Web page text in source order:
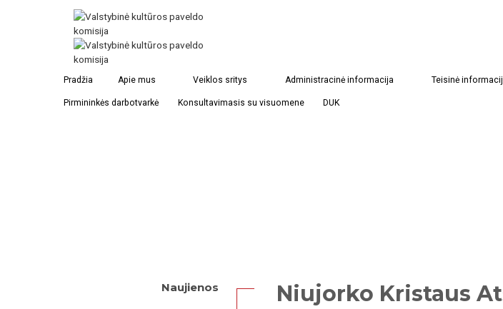
Pradžia Apie mus Veiklos sritys Administracinė informacija Teisinė
Pirmininkės darbotvarkė Konsultavimasis su visuomene DUK
Niujorko Kristaus
Naujienos